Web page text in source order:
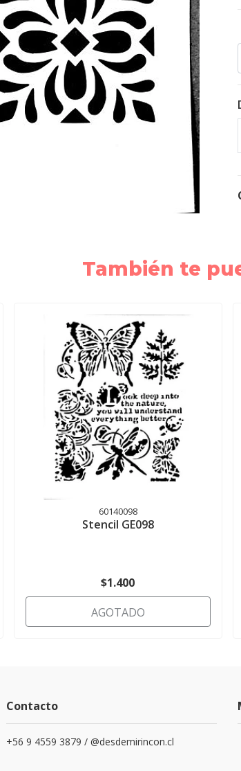
También te
60140098
Stencil GE098
$1.400
AGOTADO
Contacto
+56 9 4559 3879 / @desdemirincon.cl